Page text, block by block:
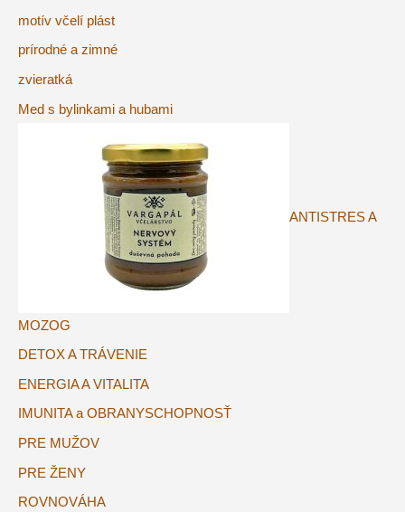
motív včelí plást
prírodné a zimné
zvieratká
Med s bylinkami a hubami
ANTISTRES A
MOZOG
DETOX A TRÁVENIE
ENERGIA A VITALITA
IMUNITA a OBRANYSCHOPNOSŤ
PRE MUŽOV
PRE ŽENY
ROVNOVÁHA